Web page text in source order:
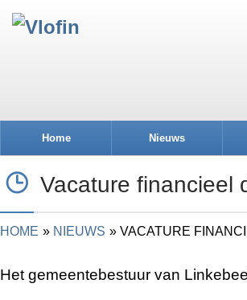
Home Nieuws
Vacature financieel
HOME NIEUWS VACATURE
Het gemeentebestuur van